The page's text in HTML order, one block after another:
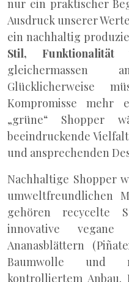
nur ein praktischer
Ausdruck unserer
ein nachhaltig
Stil, Funktionalität
Glücklicherweise
Kompromisse mehr
„grüne“ Shopper
beeindruckende
und ansprechenden
Nachhaltige Shopper
umweltfreundlichen
gehören recycelte
innovative vegane
Ananasblättern
Baumwolle und
kontrolliertem Anbau.